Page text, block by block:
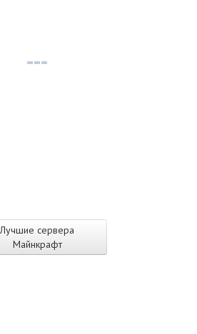
Лучшие сервера
Майнкрафт